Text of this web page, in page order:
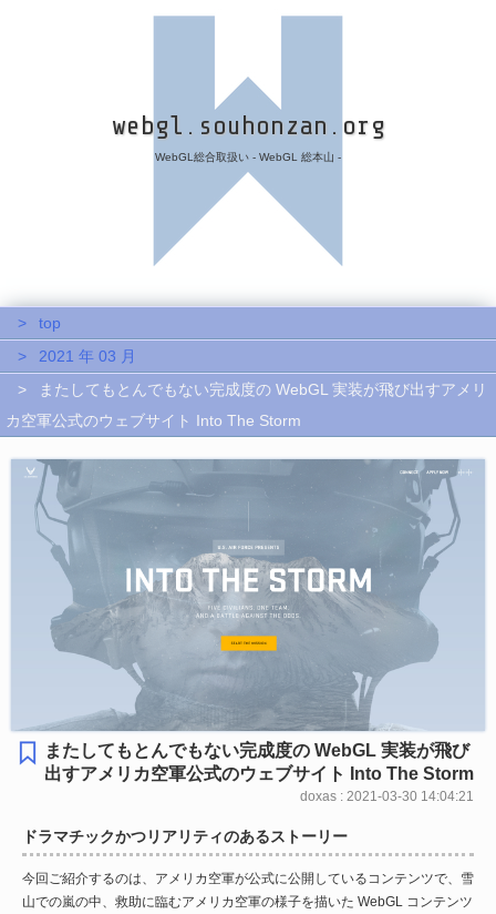
webgl.souhonzan.org
WebGL総合取扱い - WebGL 総本山 -
top
2021 年 03 月
またしてもとんでもない完成度の WebGL 実装が飛び出すアメリ
カ空軍公式のウェブサイト Into The Storm
またしてもとんでもない完成度の WebGL 実装が飛び
出すアメリカ空軍公式のウェブサイト Into The Storm
doxas : 2021-03-30 14:04:21
ドラマチックかつリアリティのあるストーリー
今回ご紹介するのは、アメリカ空軍が公式に公開しているコンテンツで、雪
山での嵐の中、救助に臨むアメリカ空軍の様子を描いた WebGL コンテンツ